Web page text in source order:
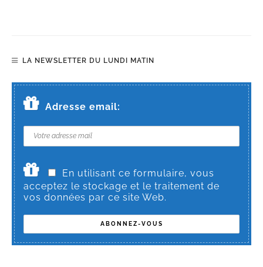
LA NEWSLETTER DU LUNDI MATIN
Adresse email:
En utilisant ce formulaire, vous
acceptez le stockage et le traitement de
vos données par ce site Web.